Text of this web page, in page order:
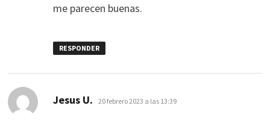
me parecen buenas.
RESPONDER
Jesus U. dice:
20 febrero 2023 a las 13:39